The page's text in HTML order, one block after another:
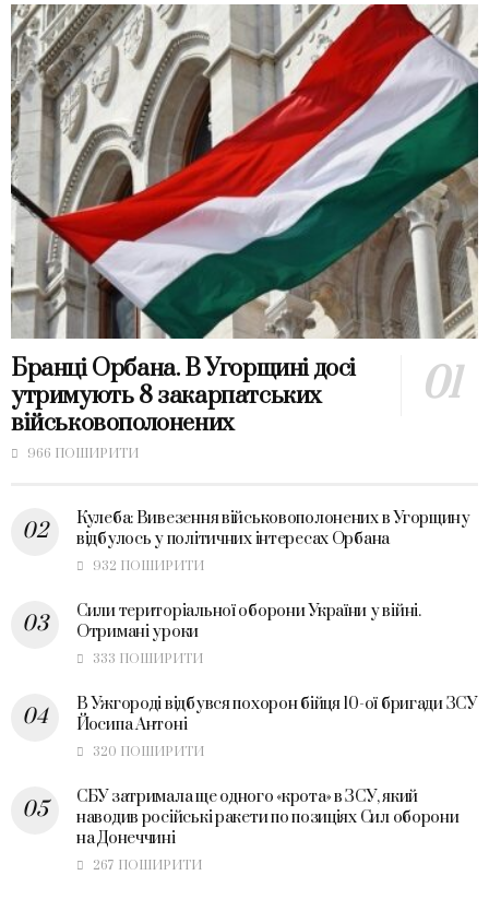
Бранці Орбана. В Угорщині досі
утримують 8 закарпатських
військовополонених
966 ПОШИРИТИ
Кулеба: Вивезення військовополонених в Угорщину
відбулось у політичних інтересах Орбана
932 ПОШИРИТИ
Сили територіальної оборони України у війні.
Отримані уроки
333 ПОШИРИТИ
В Ужгороді відбувся похорон бійця 10-ої бригади ЗСУ
Йосипа Антоні
320 ПОШИРИТИ
СБУ затримала ще одного «крота» в ЗСУ, який
наводив російські ракети по позиціях Сил оборони
на Донеччині
267 ПОШИРИТИ